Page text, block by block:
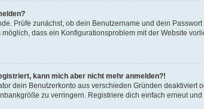
Prüfe zunächst, ob dein Benutzername und dein
dass ein Konfigurationsproblem mit der Website
kann mich aber nicht mehr anmelden?!
dein Benutzerkonto aus verschieden Gründen
zu verringern. Registriere dich einfach erneut